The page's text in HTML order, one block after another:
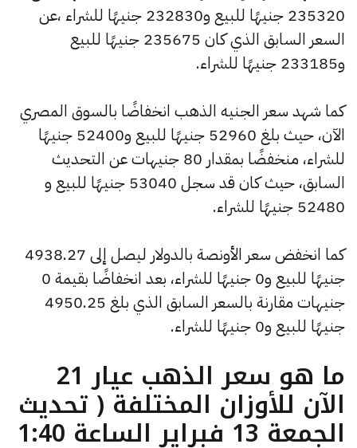
235320 جنيهًا للبيع و232830 جنيهًا للشراء ،عن
السعر السابق الذي كان 235675 جنيهًا للبيع
و233185 جنيهًا للشراء.
كما شهد سعر الجنيه الذهب انخفاضًا بالسوق المصري
الآن، حيث بلغ 52960 جنيهًا للبيع و52400 جنيهًا
للشراء، منخفضًا بمقدار 80 جنيهات عن التحديث
السابق، حيث كان قد سجل 53040 جنيهًا للبيع و
52480 جنيهًا للشراء.
كما انخفض سعر الأونصة بالدولار ليصل إلى 4938.27
جنيهًا للبيع و0 جنيهًا للشراء، بعد انخفاضًا بقيمة 0
جنيهات مقارنة بالسعر السابق الذي بلغ 4950.25
جنيهًا للبيع و0 جنيهًا للشراء.
ما هو سعر الذهب عيار 21
الآن للأوزان المختلفة ( تحديث
الجمعة 13 فبراير الساعة 1:40